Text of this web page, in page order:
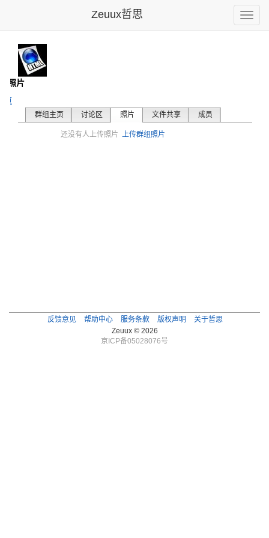
Toggle
Zeuux哲思
照片
页
群组主页
讨论区 照片 文件共享 成员
还没有人上传照片 上传群组照片
反馈意见 帮助中心 服务条款 版权声明
关于哲思
Zeuux © 2026
京ICP备05028076号